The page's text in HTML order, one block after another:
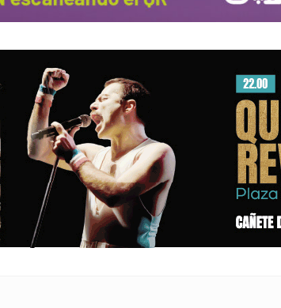
Noticias